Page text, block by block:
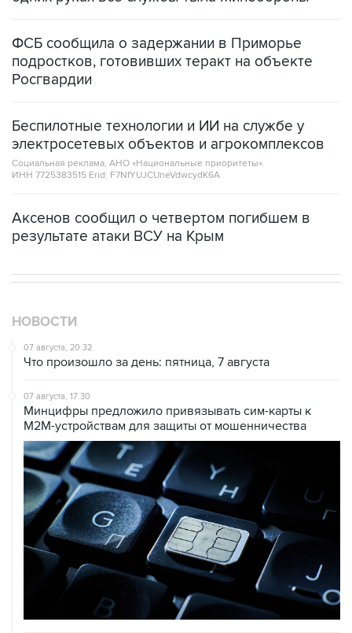
ФСБ сообщила о задержании в Приморье
Росгвардии
Беспилотные технологии и ИИ на службе у
Социальная реклама, АНО «Национальные приоритеты».
ИНН 7725383515 Erid: F7NfYUJCUneVdwcydK6A
Аксенов сообщил о четвертом погибшем в
07 августа, 20:32
Что произошло за день: пятница, 7 августа
07 августа, 17:30
M2M-устройствам для защиты от мошенничества